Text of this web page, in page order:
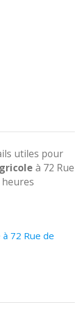
utiles pour
à 72 Rue
heures
72 Rue de